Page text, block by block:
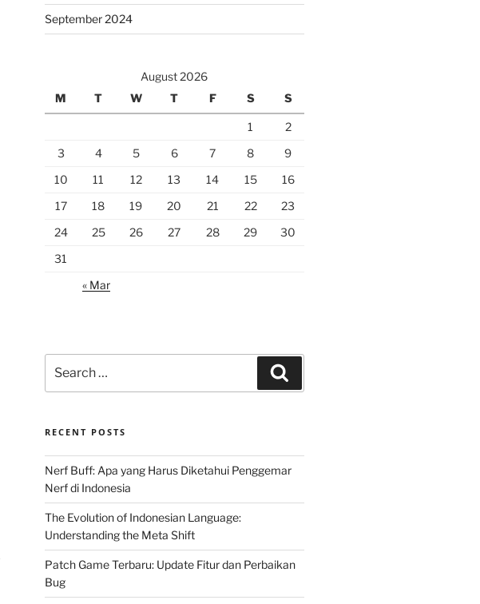
September 2024
August 2026
M
T W T F S S
1
2
3
4 5 6 7 8
9
10
11 12 13 14 15
16
17
18 19 20 21 22
23
24
25 26 27 28 29
30
31
« Mar
for:
RECENT POSTS
Nerf Buff: Apa yang Harus Diketahui Penggemar
Nerf di Indonesia
The Evolution of Indonesian Language:
Understanding the Meta Shift
Patch Game Terbaru: Update Fitur dan Perbaikan
Bug